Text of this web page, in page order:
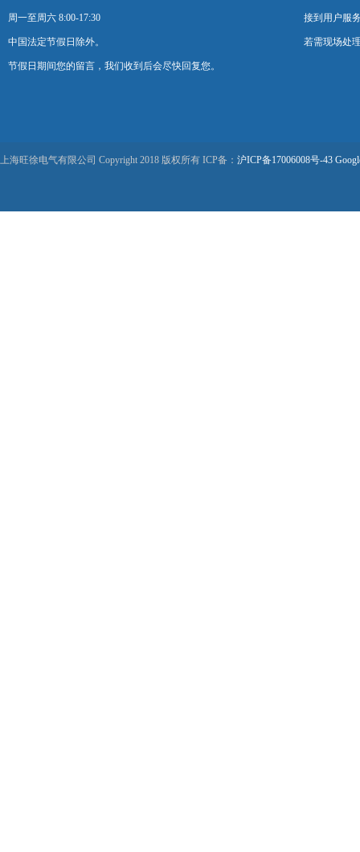
周一至周六 8:00-17:30
中国法定节假日除外。
节假日期间您的留言，我们收到后会尽快回复您。
接到用户服
若需现场处
上海旺徐电气有限公司 Copyright 2018 版权所有 ICP备： 沪ICP备17006008号-43